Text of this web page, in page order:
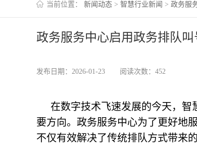
当前位置： 新闻动态 > 智慧行业新闻 > 政务服
政务服务中心启用政务排队
发布日期：2026-01-23 阅读次数：452
在数字技术飞速发展的今天，
要方向。政务服务中心为了更好地
不仅有效解决了传统排队方式带来